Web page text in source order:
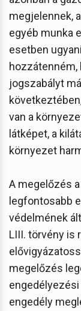
megjelennek,
egyéb munka
esetben
hozzátenném,
jogszabályt
van a
látképet, a
környezet
A megelőzés
legfontosabb
védelmének
LIII. törvény is
megelőzés
engedély